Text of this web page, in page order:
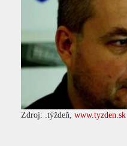
Zdroj: .týždeň, www.tyzden.sk